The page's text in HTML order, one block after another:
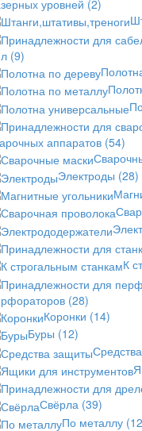
уровней (2)
(9)
аппаратов (54)
Электроды (28)
К
(28)
Коронки (14)
Буры (12)
Свёрла (39)
По металлу